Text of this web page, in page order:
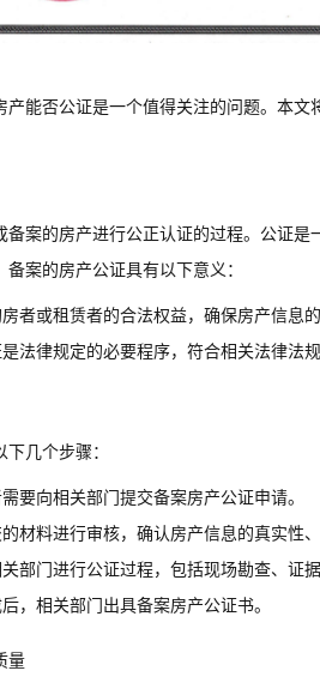
能否公证是一个值得关注的问题。本
案的房产进行公正认证的过程。公证
案的房产公证具有以下意义：
者或租赁者的合法权益，确保房产信息的
法律规定的必要程序，符合相关法律法规
几个步骤：
要向相关部门提交备案房产公证申请。
材料进行审核，确认房产信息的真实性、
部门进行公证过程，包括现场勘查、证据
，相关部门出具备案房产公证书。
量